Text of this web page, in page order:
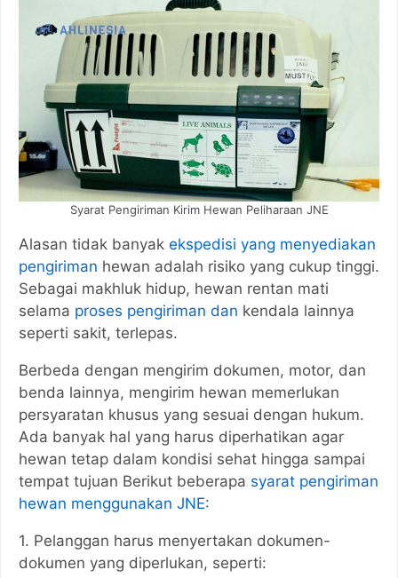
Syarat Pengiriman Kirim Hewan Peliharaan JNE
Alasan tidak banyak ekspedisi yang menyediakan
pengiriman hewan adalah risiko yang cukup tinggi.
Sebagai makhluk hidup, hewan rentan mati
selama proses pengiriman dan kendala lainnya
seperti sakit, terlepas.
Berbeda dengan mengirim dokumen, motor, dan
benda lainnya, mengirim hewan memerlukan
persyaratan khusus yang sesuai dengan hukum.
Ada banyak hal yang harus diperhatikan agar
hewan tetap dalam kondisi sehat hingga sampai
tempat tujuan Berikut beberapa syarat pengiriman
hewan menggunakan JNE:
1. Pelanggan harus menyertakan dokumen-
dokumen yang diperlukan, seperti: